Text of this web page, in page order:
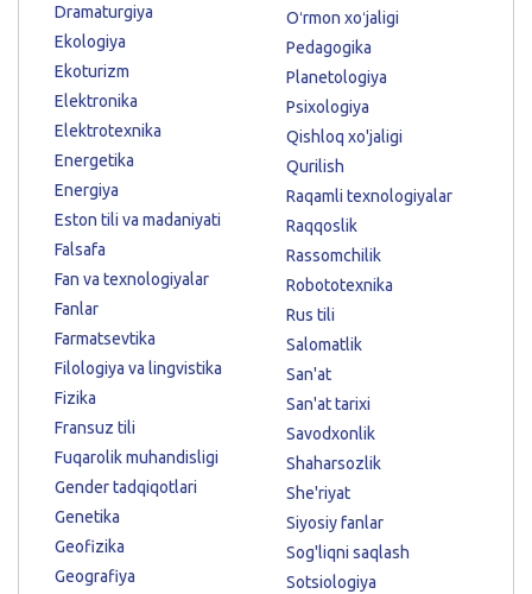
Dramaturgiya
Ekologiya
Ekoturizm
Elektronika
Elektrotexnika
Energetika
Energiya
Eston tili va madaniyati
Falsafa
Fan va texnologiyalar
Fanlar
Farmatsevtika
Filologiya va lingvistika
Fizika
Fransuz tili
Fuqarolik muhandisligi
Gender tadqiqotlari
Genetika
Geofizika
Geografiya
Oʻrmon xoʻjaligi
Pedagogika
Planetologiya
Psixologiya
Qishloq xo'jaligi
Qurilish
Raqamli texnologiyalar
Raqqoslik
Rassomchilik
Robototexnika
Rus tili
Salomatlik
San'at
San'at tarixi
Savodxonlik
Shaharsozlik
She'riyat
Siyosiy fanlar
Sog'liqni saqlash
Sotsiologiya